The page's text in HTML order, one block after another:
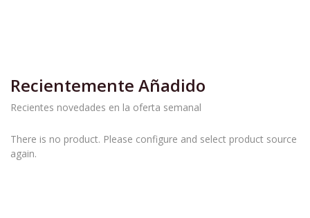
Recientemente Añadido
Recientes novedades en la oferta semanal
There is no product. Please configure and select product source
again.